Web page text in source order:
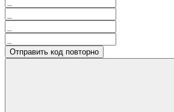
Отправить код повторно